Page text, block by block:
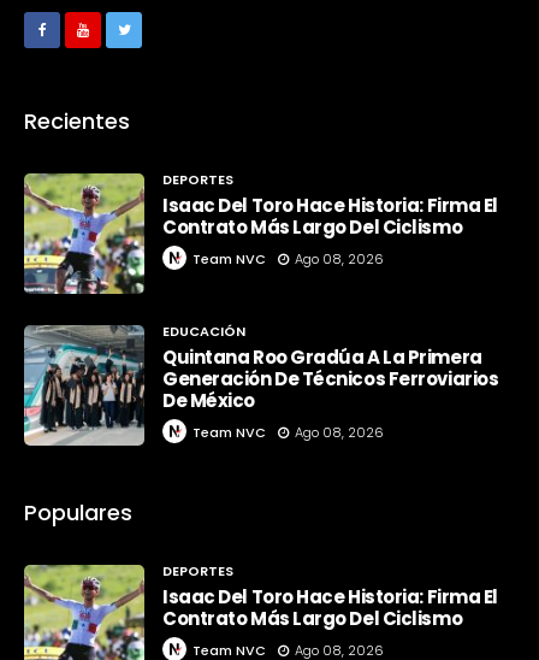
Recientes
DEPORTES
Isaac Del Toro Hace Historia: Firma El
Contrato Más Largo Del Ciclismo
Team NVC Ago 08, 2026
EDUCACIÓN
Quintana Roo Gradúa A La Primera
Generación De Técnicos Ferroviarios
De México
Team NVC Ago 08, 2026
Populares
DEPORTES
Isaac Del Toro Hace Historia: Firma El
Contrato Más Largo Del Ciclismo
Team NVC Ago 08, 2026